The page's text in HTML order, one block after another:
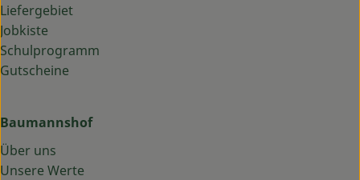
Liefergebiet
Jobkiste
Schulprogramm
Gutscheine
Baumannshof
Über uns
Unsere Werte